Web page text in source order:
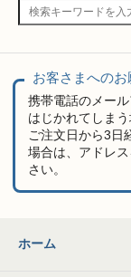
お客さまへのお
携帯電話のメー
はじかれてしまう
ご注文日から3日
場合は、アドレ
さい。
ホーム